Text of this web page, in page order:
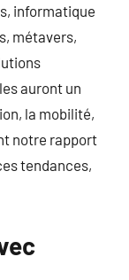
informatique
métavers,
auront un
la mobilité,
notre rapport
tendances,